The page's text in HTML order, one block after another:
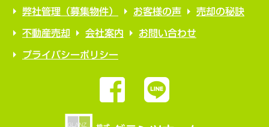
弊社管理（募集物件） お客様の声 売却の秘訣
不動産売却 会社案内 お問い合わせ
プライバシーポリシー